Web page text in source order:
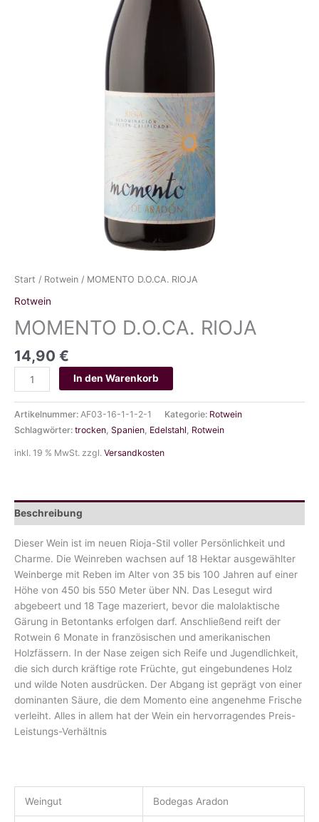
Start / Rotwein / MOMENTO D.O.CA. RIOJA
Rotwein
MOMENTO D.O.CA. RIOJA
14,90 €
MOMENTO
D.O.CA.
RIOJA
Menge
In den Warenkorb
Artikelnummer: AF03-16-1-1-2-1 Kategorie: Rotwein
Schlagwörter: trocken, Spanien, Edelstahl, Rotwein
inkl. 19 % MwSt. zzgl. Versandkosten
Beschreibung
Dieser Wein ist im neuen Rioja-Stil voller Persönlichkeit und
Charme. Die Weinreben wachsen auf 18 Hektar ausgewählter
Weinberge mit Reben im Alter von 35 bis 100 Jahren auf einer
Höhe von 450 bis 550 Meter über NN. Das Lesegut wird
abgebeert und 18 Tage mazeriert, bevor die malolaktische
Gärung in Betontanks erfolgen darf. Anschließend reift der
Rotwein 6 Monate in französischen und amerikanischen
Holzfässern. In der Nase zeigen sich Reife und Jugendlichkeit,
die sich durch kräftige rote Früchte, gut eingebundenes Holz
und wilde Noten ausdrücken. Der Abgang ist geprägt von einer
dominanten Säure, die dem Momento eine angenehme Frische
verleiht. Alles in allem hat der Wein ein hervorragendes Preis-
Leistungs-Verhältnis
Weingut Bodegas Aradon